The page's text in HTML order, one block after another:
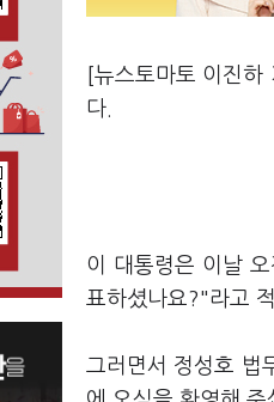
[뉴스토마토 이진
다.
이 대통령은 이날
표하셨나요?"라고
그러면서 정성호 법